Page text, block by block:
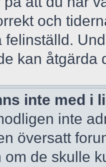
och
felinställd.
kan åtgärda
inte med i
inte
översatt
om de skulle